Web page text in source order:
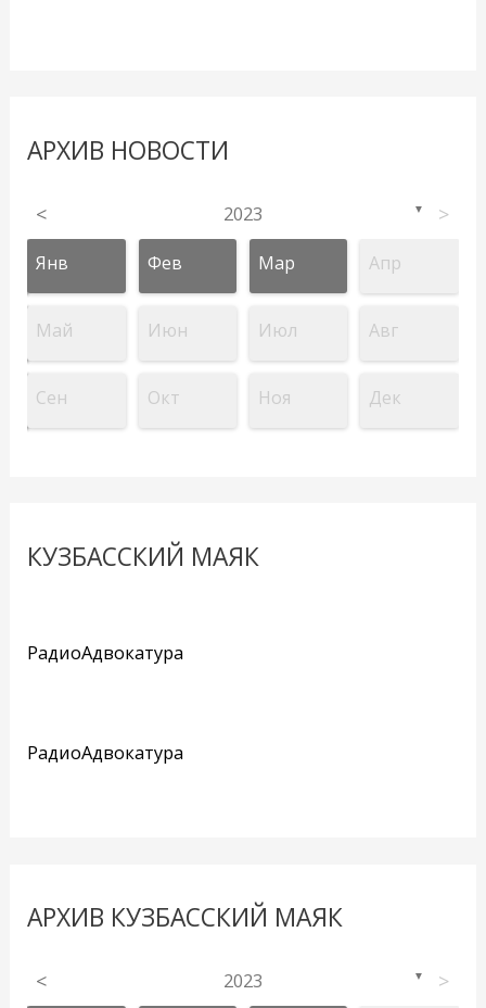
АРХИВ НОВОСТИ
< 2023 ▼ >
Янв Фев Мар Апр
Май Июн Июл Авг
Сен Окт Ноя Дек
КУЗБАССКИЙ МАЯК
РадиоАдвокатура
РадиоАдвокатура
АРХИВ КУЗБАССКИЙ МАЯК
< 2023 ▼ >